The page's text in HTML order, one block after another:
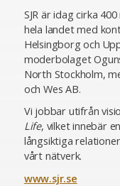
SJR är idag cirka
hela landet med
Helsingborg och
moderbolaget
North Stockholm,
och Wes AB.
Vi jobbar utifrån
Life, vilket innebär
långsiktiga
vårt nätverk.
www.sjr.se